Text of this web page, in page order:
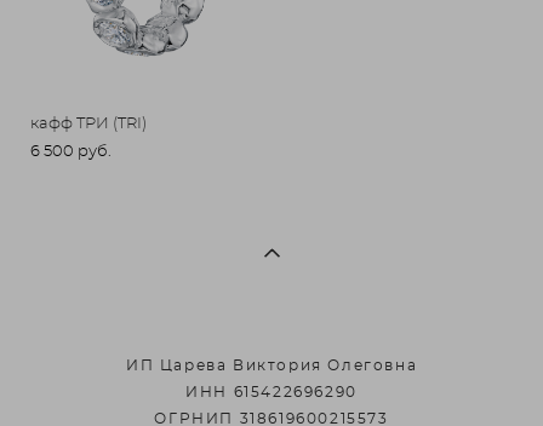
кафф ТРИ (TRI)
6 500 pуб.
ИП Царева Виктория Олеговна
ИНН 615422696290
ОГРНИП 318619600215573